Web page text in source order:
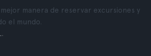
manera de reservar excursiones y
el mundo.